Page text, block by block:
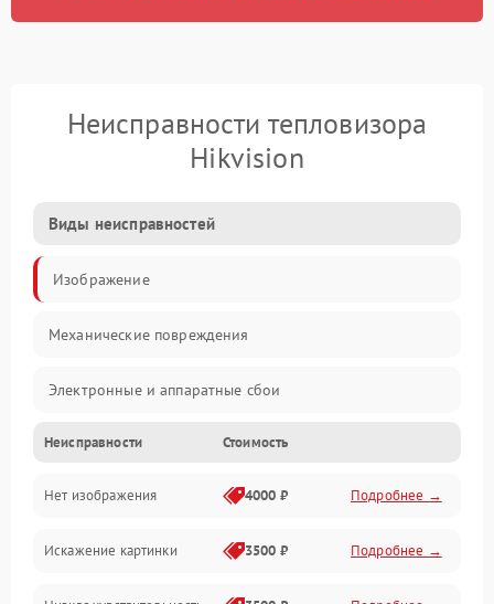
Неисправности тепловизора
Hikvision
Виды неисправностей
Изображение
Механические повреждения
Электронные и аппаратные сбои
Неисправности сенсора и оптики
Программные ошибки
Электропитание
Неисправности Стоимость
Нет изображения 4000 ₽ Подробнее →
Искажение картинки 3500 ₽ Подробнее →